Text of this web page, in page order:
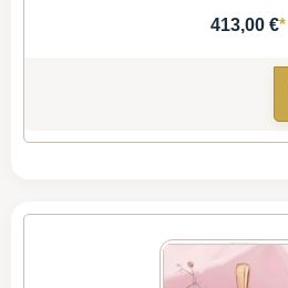
413,00 €*